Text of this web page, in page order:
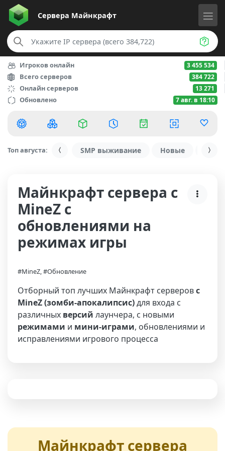
Сервера Майнкрафт
Игроков онлайн 3 455 534
Всего серверов 384 722
Онлайн серверов 13 271
Обновлено 7 авг. в 18:10
Топ августа: SMP выживание Новые С
Майнкрафт сервера с
MineZ с
обновлениями на
режимах игры
#MineZ, #Обновление
Отборный топ лучших Майнкрафт серверовс
MineZ (зомби-апокалипсис)для входа с
различных версий лаунчера, с новыми
режимами и мини-играми, обновлениями и
исправлениями игрового процесса
Майнкрафт сервера